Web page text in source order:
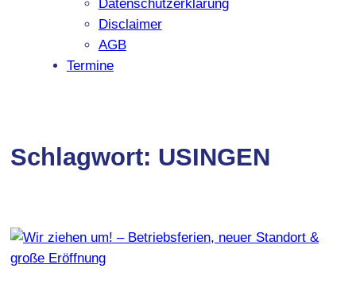
Datenschutzerklärung
Disclaimer
AGB
Termine
Schlagwort: USINGEN